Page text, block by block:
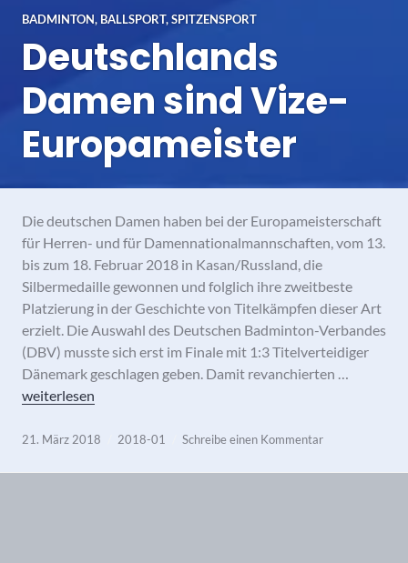
BADMINTON, BALLSPORT,SPITZENSPORT
Deutschlands
Damen sind Vize-
Europameister
Die deutschen Damen haben bei der Europameisterschaft
für Herren- und für Damennationalmannschaften, vom 13.
bis zum 18. Februar 2018 in Kasan/Russland, die
Silbermedaille gewonnen und folglich ihre zweitbeste
Platzierung in der Geschichte von Titelkämpfen dieser Art
erzielt. Die Auswahl des Deutschen Badminton-Verbandes
(DBV) musste sich erst im Finale mit 1:3 Titelverteidiger
Dänemark geschlagen geben. Damit revanchierten …
Deutschlands Damen sind Vize-Europameister
weiterlesen
21. März 2018 2018-01 Schreibe einen Kommentar